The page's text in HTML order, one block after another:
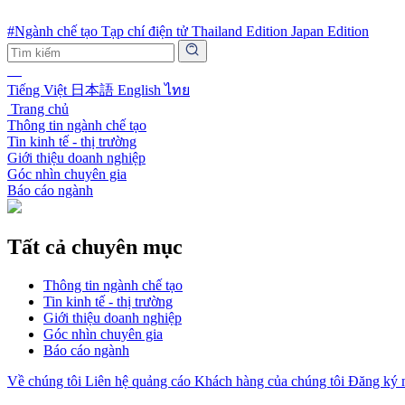
#Ngành chế tạo Tạp chí điện tử Thailand Edition Japan Edition
Tiếng Việt 日本語 Englishไทย
Trang chủ
Thông tin ngành chế tạo
Tin kinh tế - thị trường
Giới thiệu doanh nghiệp
Góc nhìn chuyên gia
Báo cáo ngành
Tất cả chuyên mục
Thông tin ngành chế tạo
Tin kinh tế - thị trường
Giới thiệu doanh nghiệp
Góc nhìn chuyên gia
Báo cáo ngành
Về chúng tôi Liên hệ quảng cáo Khách hàng của chúng tôi Đăng ký